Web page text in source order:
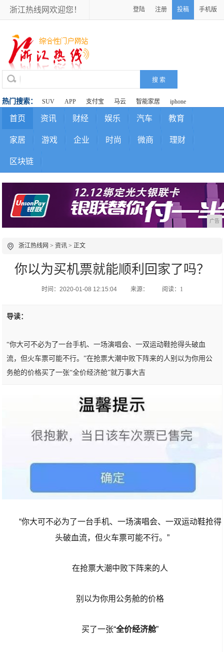
浙江热线网欢迎您！ 登陆 注册 投稿 手机版
热门搜索： SUV APP 支付宝 马云 智能家居 iphone
首页 资讯 财经 娱乐 汽车 教育
家居 游戏 企业 时尚 微商 理财
区块链
广告
浙江热线网 >资讯 > 正文
你以为买机票就能顺利回家了吗？
时间：2020-01-08 12:15:04 来源： 阅读：1
导读：
“你大可不必为了一台手机、一场演唱会、一双运动鞋抢得头破血
流，但火车票可能不行。”在抢票大潮中败下阵来的人别以为你用公
务舱的价格买了一张“全价经济舱”就万事大吉
“你大可不必为了一台手机、一场演唱会、一双运动鞋抢得
头破血流，但火车票可能不行。”
在抢票大潮中败下阵来的人
别以为你用公务舱的价格
买了一张“全价经济舱”